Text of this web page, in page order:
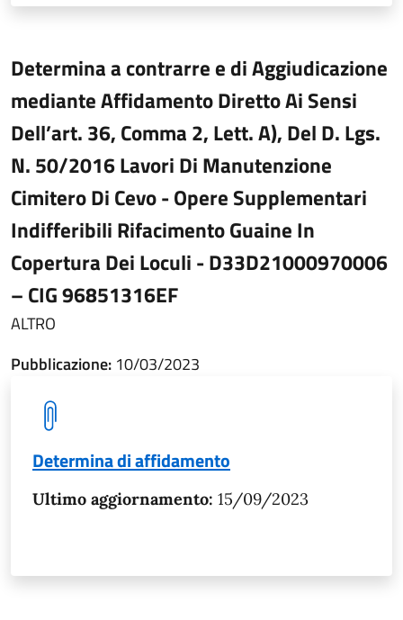
Determina a contrarre e di Aggiudicazione
mediante Affidamento Diretto Ai Sensi
Dell’art. 36, Comma 2, Lett. A), Del D. Lgs.
N. 50/2016 Lavori Di Manutenzione
Cimitero Di Cevo - Opere Supplementari
Indifferibili Rifacimento Guaine In
Copertura Dei Loculi - D33D21000970006
– CIG 96851316EF
ALTRO
Pubblicazione: 10/03/2023
Determina di affidamento
Ultimo aggiornamento: 15/09/2023